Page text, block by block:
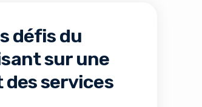
défis du
sur une
services
turn off Ad-Blocker